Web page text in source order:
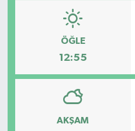
ÖĞLE
12:55
AKŞAM